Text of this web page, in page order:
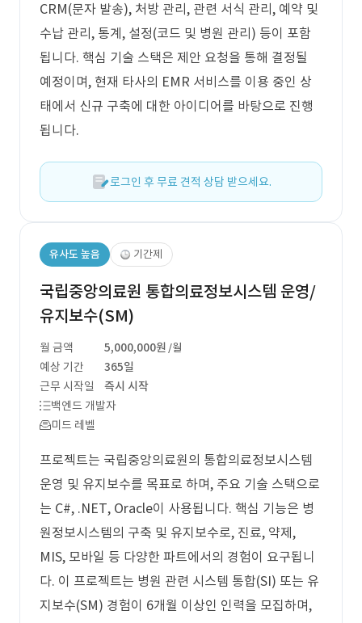
CRM(문자 발송), 처방 관리, 관련 서식 관리, 예약 및
수납 관리, 통계, 설정(코드 및 병원 관리) 등이 포함
됩니다. 핵심 기술 스택은 제안 요청을 통해 결정될
예정이며, 현재 타사의 EMR 서비스를 이용 중인 상
태에서 신규 구축에 대한 아이디어를 바탕으로 진행
됩니다.
로그인 후 무료 견적 상담 받으세요.
유사도 높음 기간제
국립중앙의료원 통합의료정보시스템 운영/
유지보수(SM)
월 금액 5,000,000원 /월
예상 기간
365일
근무 시작일
즉시 시작
백엔드 개발자
미드 레벨
프로젝트는 국립중앙의료원의 통합의료정보시스템
운영 및 유지보수를 목표로 하며, 주요 기술 스택으로
는 C#, .NET, Oracle이 사용됩니다. 핵심 기능은 병
원정보시스템의 구축 및 유지보수로, 진료, 약제,
MIS, 모바일 등 다양한 파트에서의 경험이 요구됩니
다. 이 프로젝트는 병원 관련 시스템 통합(SI) 또는 유
지보수(SM) 경험이 6개월 이상인 인력을 모집하며,